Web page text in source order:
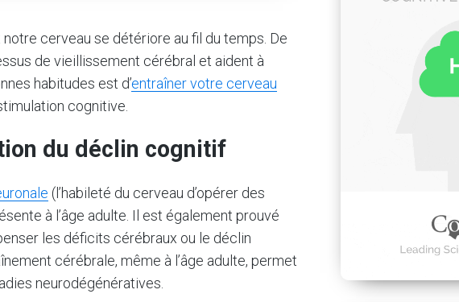
cerveau se détériore au fil du temps. De
de vieillissement cérébral et aident à
habitudes est d’entraîner votre cerveau
cognitive.
du déclin cognitif
(l’habileté du cerveau d’opérer des
à l’âge adulte. Il est également prouvé
les déficits cérébraux ou le déclin
cérébrale, même à l’âge adulte, permet
neurodégénératives.